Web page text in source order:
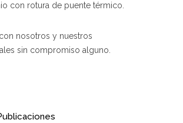
con rotura de puente térmico.
nosotros y nuestros
sin compromiso alguno.